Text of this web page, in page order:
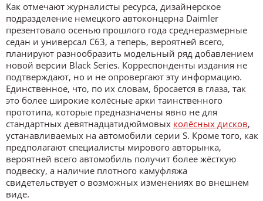
Как отмечают журналисты ресурса, дизайнерское
подразделение немецкого автоконцерна Daimler
презентовало осенью прошлого года среднеразмерные
седан и универсал C63, а теперь, вероятней всего,
планируют разнообразить модельный ряд добавлением
новой версии Black Series. Корреспонденты издания не
подтверждают, но и не опровергают эту информацию.
Единственное, что, по их словам, бросается в глаза, так
это более широкие колёсные арки таинственного
прототипа, которые предназначены явно не для
стандартных девятнадцатидюймовых колёсных дисков,
устанавливаемых на автомобили серии S. Кроме того, как
предполагают специалисты мирового авторынка,
вероятней всего автомобиль получит более жёсткую
подвеску, а наличие плотного камуфляжа
свидетельствует о возможных изменениях во внешнем
виде.